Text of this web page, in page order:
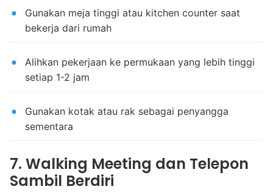
Gunakan meja tinggi atau kitchen counter saat
bekerja dari rumah
Alihkan pekerjaan ke permukaan yang lebih tinggi
setiap 1-2 jam
Gunakan kotak atau rak sebagai penyangga
sementara
7. Walking Meeting dan Telepon
Sambil Berdiri